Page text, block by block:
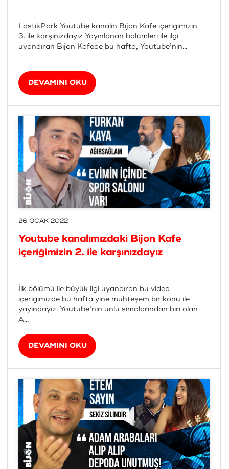
LastikPark Youtube kanalın Bijon Kafe içeriğimizin
3. ile karşınızdayız Yayınlanan bölümleri ile ilgi
uyandıran Bijon Kafede bu hafta, Youtube’nin...
DEVAMINI OKU
26 OCAK 2022
Youtube kanalımızdaki Bijon Kafe
içeriğimizin 2. ile karşınızdayız
İlk bölümü ile büyük ilgi uyandıran bu video
içeriğimizde bu hafta yine muhteşem bir konu ile
yayındayız. Youtube’nin ünlü simalarından biri olan
A...
DEVAMINI OKU